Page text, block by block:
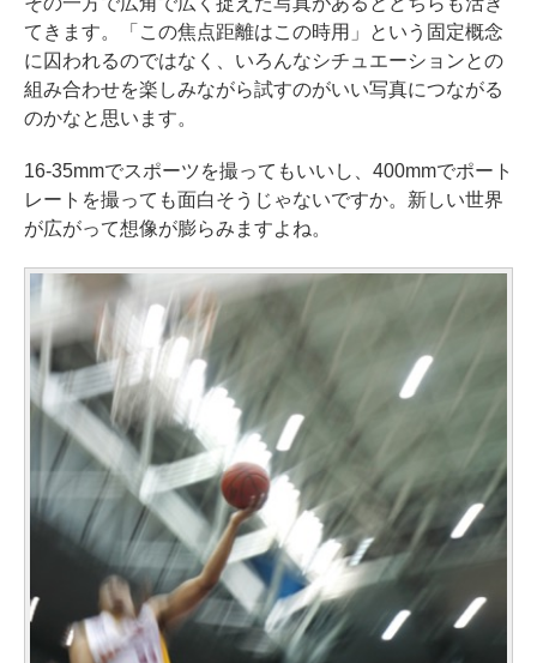
てきます。「この焦点距離はこの時用」という固定概念
に囚われるのではなく、いろんなシチュエーションとの
組み合わせを楽しみながら試すのがいい写真につながる
のかなと思います。
16-35mmでスポーツを撮ってもいいし、400mmでポート
レートを撮っても面白そうじゃないですか。新しい世界
が広がって想像が膨らみますよね。